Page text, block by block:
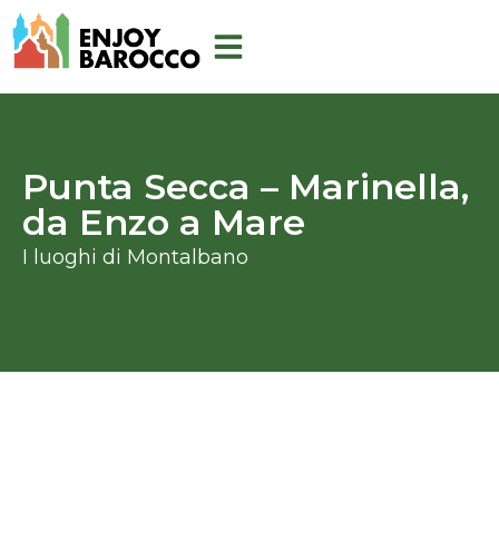
Skip
to
Punta Secca – Marinella,
da Enzo a Mare
I luoghi di Montalbano